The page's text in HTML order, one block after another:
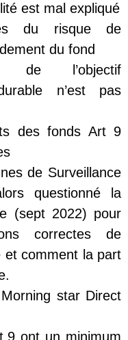
est mal expliqué
du risque de
du fond
de l’objectif
n’est pas
des fonds Art 9
de Surveillance
questionné la
(sept 2022) pour
correctes de
et comment la part
star Direct
ont un minimum